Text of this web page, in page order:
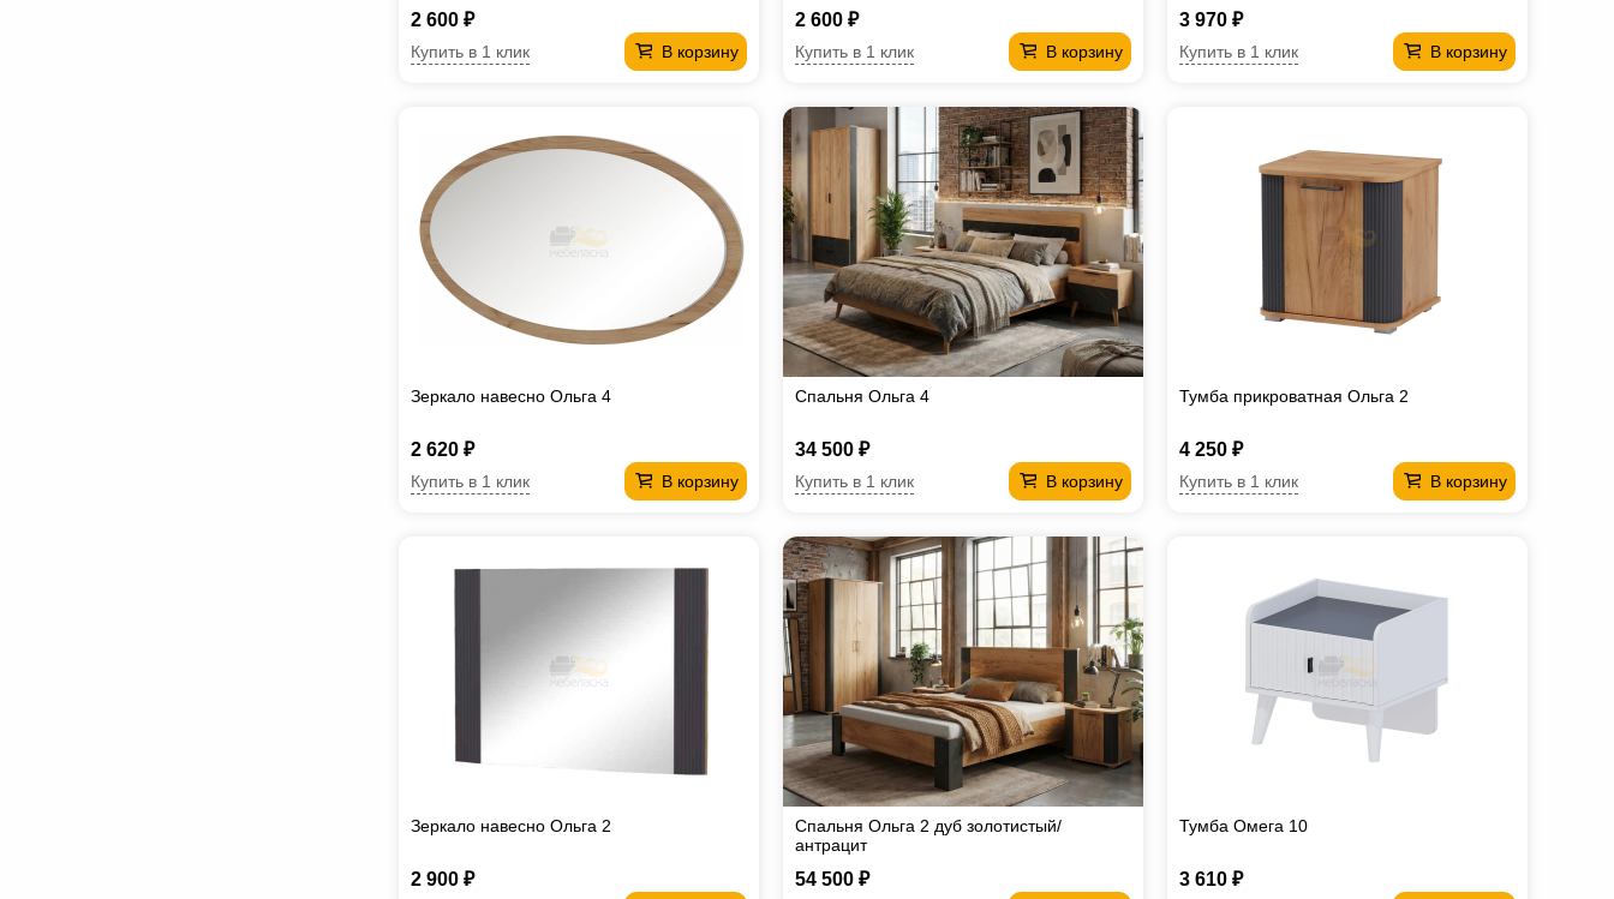
2 600 ₽
В корзину
Купить в 1 клик
2 600 ₽
В корзину
Купить в 1 клик
3 970 ₽
В корзину
Купить в 1 клик
Зеркало навесно Ольга 4
2 620 ₽
В корзину
Купить в 1 клик
Спальня Ольга 4
34 500 ₽
В корзину
Купить в 1 клик
Тумба прикроватная Ольга 2
4 250 ₽
В корзину
Купить в 1 клик
Зеркало навесно Ольга 2
2 900 ₽
Спальня Ольга 2 дуб золотистый/
антрацит
54 500 ₽
Тумба Омега 10
3 610 ₽